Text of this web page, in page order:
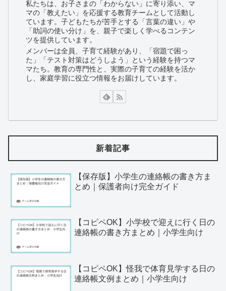
私たちは、お子さまの「わからない」に寄り添い、マ
マの「教えたい」を応援する教育チームとして活動し
ています。子どもたちが苦手とする「言葉の違い」や
「助詞の使い分け」を、親子で楽しく学べるコンテン
ツを提供しています。
メンバーは全員、子育て経験があり、「宿題で困っ
た」「テスト対策はどうしよう」という経験を持つマ
マたち。教育の専門性と、実際の子育ての経験を活か
し、家庭学習に役立つ情報をお届けしています。
新着記事
【保存版】小学生の連絡帳の書き方ま
とめ｜保護者向け完全ガイド
【コピペOK】小学校で迎えに行く日の
連絡帳の書き方まとめ｜小学生向け
【コピペOK】怪我で体育見学する日の
連絡帳文例まとめ｜小学生向け